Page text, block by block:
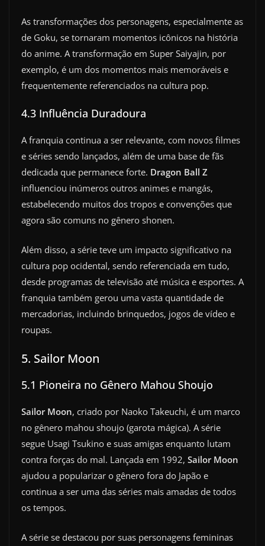
As transformações dos personagens, especialmente as
de Goku, se tornaram momentos icônicos na história
do anime. A transformação em Super Saiyajin, por
exemplo, é um dos momentos mais memoráveis e
frequentemente referenciados na cultura pop.
4.3 Influência Duradoura
A franquia continua a ser relevante, com novos filmes
e séries sendo lançados, além de uma base de fãs
dedicada que permanece forte. Dragon Ball Z
influenciou inúmeros outros animes e mangás,
estabelecendo muitos dos tropos e convenções que
agora são comuns no gênero shonen.
Além disso, a série teve um impacto significativo na
cultura pop ocidental, sendo referenciada em tudo,
desde programas de televisão até música e esportes. A
franquia também gerou uma vasta quantidade de
mercadorias, incluindo brinquedos, jogos de vídeo e
roupas.
5. Sailor Moon
5.1 Pioneira no Gênero Mahou Shoujo
Sailor Moon, criado por Naoko Takeuchi, é um marco
no gênero mahou shoujo (garota mágica). A série
segue Usagi Tsukino e suas amigas enquanto lutam
contra forças do mal. Lançada em 1992, Sailor Moon
ajudou a popularizar o gênero fora do Japão e
continua a ser uma das séries mais amadas de todos
os tempos.
A série se destacou por suas personagens femininas